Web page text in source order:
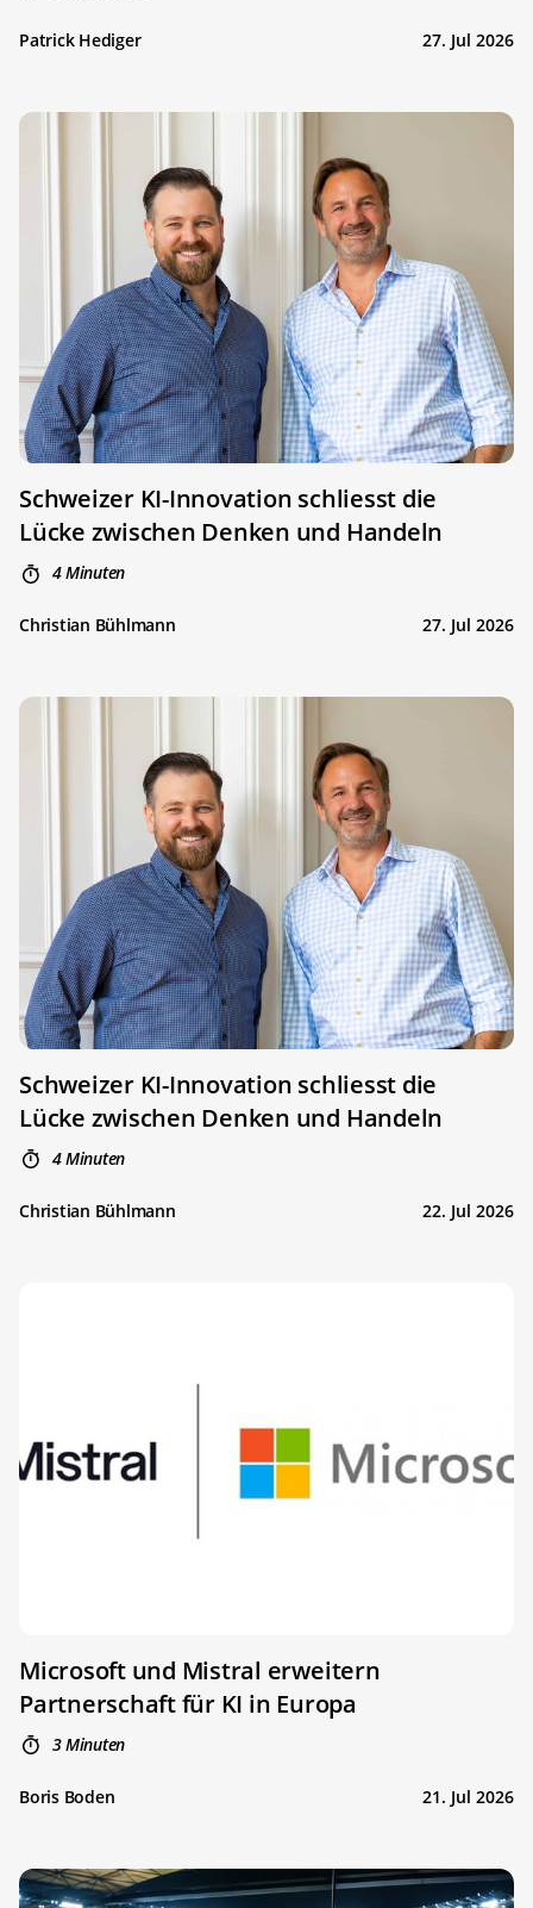
Patrick Hediger 27. Jul 2026
Schweizer KI-Innovation schliesst die
Lücke zwischen Denken und Handeln
4 Minuten
Christian Bühlmann 27. Jul 2026
Schweizer KI-Innovation schliesst die
Lücke zwischen Denken und Handeln
4 Minuten
Christian Bühlmann 22. Jul 2026
Microsoft und Mistral erweitern
Partnerschaft für KI in Europa
3 Minuten
Boris Boden 21. Jul 2026